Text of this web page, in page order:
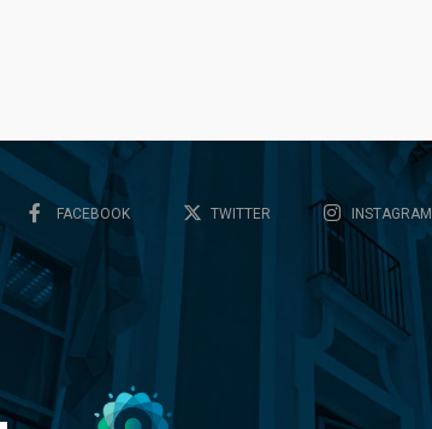
FACEBOOK TWITTER INSTAGRAM